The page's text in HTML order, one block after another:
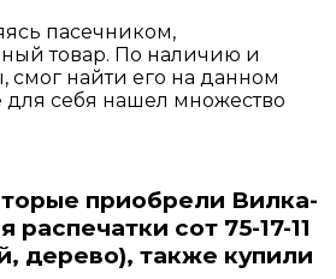
пасечником,
товар. По наличию и
смог найти его на данном
для себя нашел множество
приобрели Вилка-
распечатки сот 75-17-11
дерево), также купили